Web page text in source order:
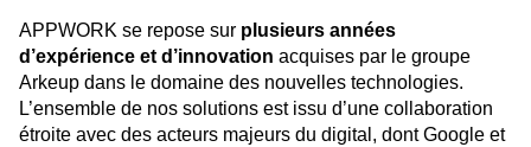
APPWORK se repose sur plusieurs années
d’expérience et d’innovation acquises par le groupe
Arkeup dans le domaine des nouvelles technologies.
L’ensemble de nos solutions est issu d’une collaboration
étroite avec des acteurs majeurs du digital, dont Google et